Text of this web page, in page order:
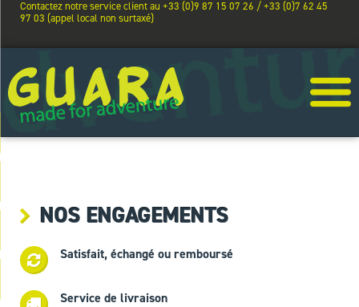
Contactez notre service client au +33 (0)9 87 15 07 26 / +33 (0)7 62 45
97 03 (appel local non surtaxé)
NOS ENGAGEMENTS
Satisfait, échangé ou remboursé
Service de livraison